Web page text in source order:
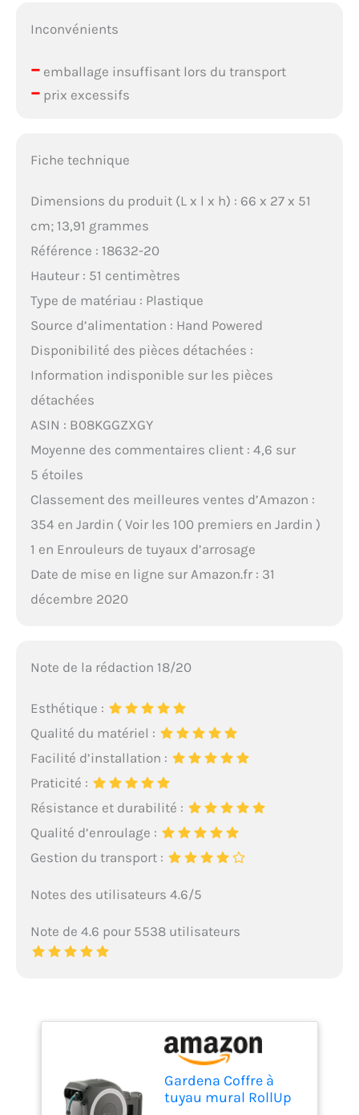
Inconvénients
–emballage insuffisant lors du transport
–prix excessifs
Fiche technique
Dimensions du produit (L x l x h) : 66 x 27 x 51
cm; 13,91 grammes
Référence : 18632-20
Hauteur : 51 centimètres
Type de matériau : Plastique
Source d’alimentation : Hand Powered
Disponibilité des pièces détachées :
Information indisponible sur les pièces
détachées
ASIN : B08KGGZXGY
Moyenne des commentaires client : 4,6 sur
5 étoiles
Classement des meilleures ventes d’Amazon :
354 en Jardin ( Voir les 100 premiers en Jardin )
1 en Enrouleurs de tuyaux d’arrosage
Date de mise en ligne sur Amazon.fr : 31
décembre 2020
Note de la rédaction 18/20
Esthétique :
Qualité du matériel :
Facilité d’installation :
Praticité :
Résistance et durabilité :
Qualité d’enroulage :
Gestion du transport :
Notes des utilisateurs 4.6/5
Note de 4.6 pour 5538 utilisateurs
Gardena Coffre à
tuyau mural RollUp